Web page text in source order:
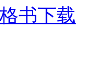
书下载